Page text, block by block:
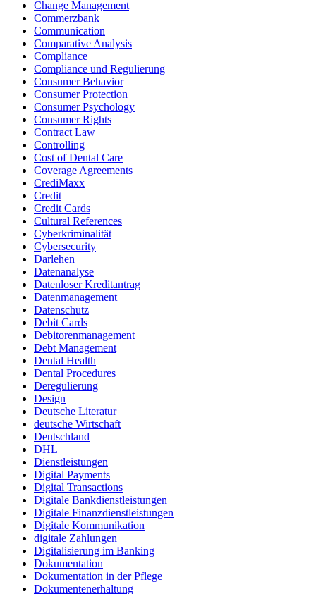
Change Management
Commerzbank
Communication
Comparative Analysis
Compliance
Compliance und Regulierung
Consumer Behavior
Consumer Protection
Consumer Psychology
Consumer Rights
Contract Law
Controlling
Cost of Dental Care
Coverage Agreements
CrediMaxx
Credit
Credit Cards
Cultural References
Cyberkriminalität
Cybersecurity
Darlehen
Datenanalyse
Datenloser Kreditantrag
Datenmanagement
Datenschutz
Debit Cards
Debitorenmanagement
Debt Management
Dental Health
Dental Procedures
Deregulierung
Design
Deutsche Literatur
deutsche Wirtschaft
Deutschland
DHL
Dienstleistungen
Digital Payments
Digital Transactions
Digitale Bankdienstleistungen
Digitale Finanzdienstleistungen
Digitale Kommunikation
digitale Zahlungen
Digitalisierung im Banking
Dokumentation
Dokumentation in der Pflege
Dokumentenerhaltung